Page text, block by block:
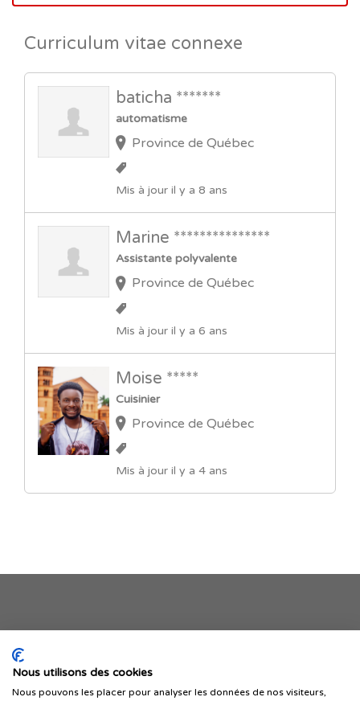
Curriculum vitae connexe
baticha *******
automatisme
Province de Québec
Mis à jour il y a 8 ans
Marine ***************
Assistante polyvalente
Province de Québec
Mis à jour il y a 6 ans
Moise *****
Cuisinier
Province de Québec
Mis à jour il y a 4 ans
Je publie mon offre
Nous utilisons des cookies
Nous pouvons les placer pour analyser les données de nos visiteurs,